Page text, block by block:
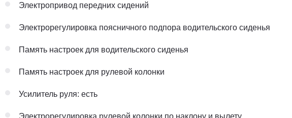
Электропривод передних сидений
Электрорегулировка поясничного подпора водительского сиденья
Память настроек для водительского сиденья
Память настроек для рулевой колонки
Усилитель руля: есть
Электрорегулировка рулевой колонки по наклону и вылету